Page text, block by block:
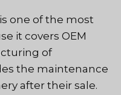
one of the most
it covers OEM
of
the maintenance
after their sale.